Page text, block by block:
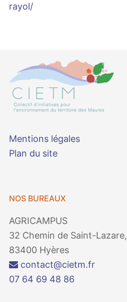
rayol/
Mentions légales
Plan du site
NOS BUREAUX
AGRICAMPUS
32 Chemin de Saint-Lazare,
83400 Hyères
contact@cietm.fr
07 64 69 48 86